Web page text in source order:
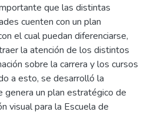
que las distintas
cuenten con un plan
el cual puedan diferenciarse,
la atención de los distintos
sobre la carrera y los cursos
a esto, se desarrolló la
genera un plan estratégico de
visual para la Escuela de